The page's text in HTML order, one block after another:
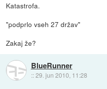
Katastrofa.
"podprlo vseh 27 držav"
Zakaj že?
BlueRunner
::29. jun 2010, 11:28